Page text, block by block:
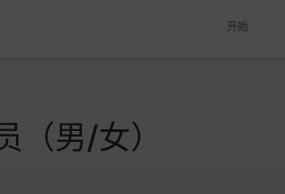
开始
（男/女）